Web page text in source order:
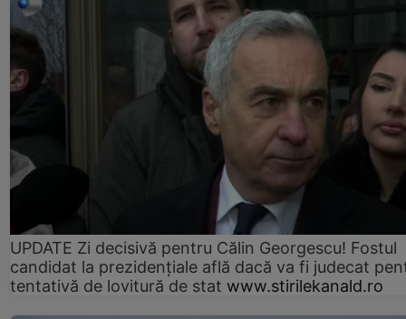
UPDATE Zi decisivă pentru Călin Georgescu! Fostul
candidat la prezidențiale află dacă va fi judecat
tentativă de lovitură de stat www.stirilekanald.ro